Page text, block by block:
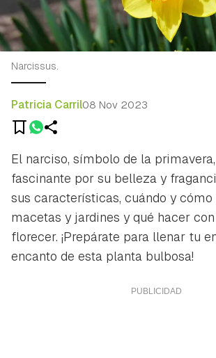
Narcissus.
Patricia Carril08 Nov 2023
El narciso, símbolo de la
fascinante por su belleza y
sus características, cuándo y
macetas y jardines y qué hacer
florecer. ¡Prepárate para llenar tu
encanto de esta planta bulbosa!